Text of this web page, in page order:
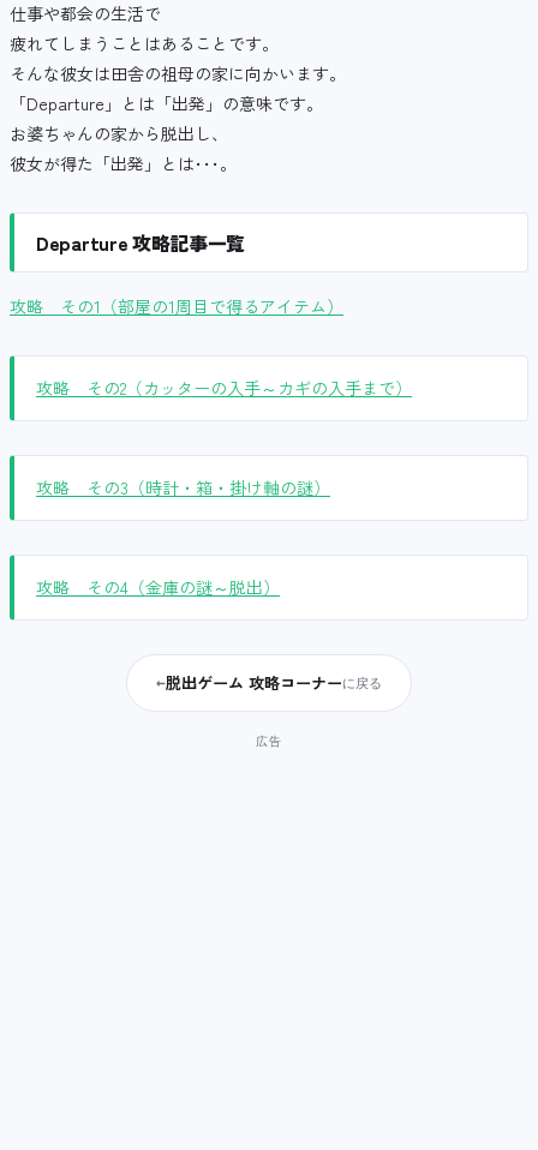
仕事や都会の生活で
疲れてしまうことはあることです。
そんな彼女は田舎の祖母の家に向かいます。
「Departure」とは「出発」の意味です。
お婆ちゃんの家から脱出し、
彼女が得た「出発」とは･･･。
Departure 攻略記事一覧
攻略 その1（部屋の1周目で得るアイテム）
攻略 その2（カッターの入手～カギの入手まで）
攻略 その3（時計・箱・掛け軸の謎）
攻略 その4（金庫の謎～脱出）
←脱出ゲーム 攻略コーナーに戻る